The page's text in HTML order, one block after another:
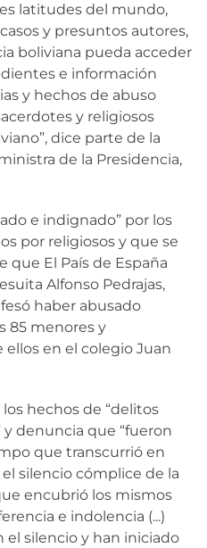
latitudes del mundo,
y presuntos autores,
boliviana pueda acceder
e información
y hechos de abuso
y religiosos
dice parte de la
de la Presidencia,
e indignado” por los
por religiosos y que se
que El País de España
Alfonso Pedrajas,
haber abusado
85 menores y
en el colegio Juan
hechos de “delitos
y denuncia que “fueron
que transcurrió en
silencio cómplice de la
encubrió los mismos
e indolencia (...)
el silencio y han iniciado